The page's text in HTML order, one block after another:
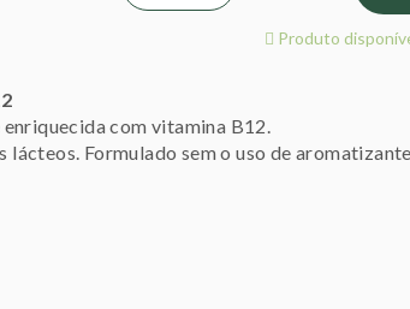
Produto
com vitamina B12.
lácteos. Formulado sem o uso de